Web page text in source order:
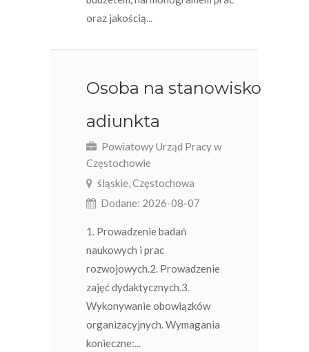
oraz jakością...
Osoba na stanowisko
adiunkta
Powiatowy Urząd Pracy w
Częstochowie
śląskie, Częstochowa
Dodane: 2026-08-07
1. Prowadzenie badań
naukowych i prac
rozwojowych.2. Prowadzenie
zajęć dydaktycznych.3.
Wykonywanie obowiązków
organizacyjnych. Wymagania
konieczne:...